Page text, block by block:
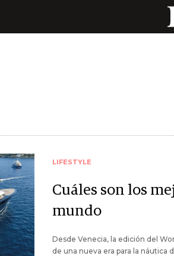
LIFESTYLE
Cuáles son los
mundo
Desde Venecia, la edición del
de una nueva era para la náutica